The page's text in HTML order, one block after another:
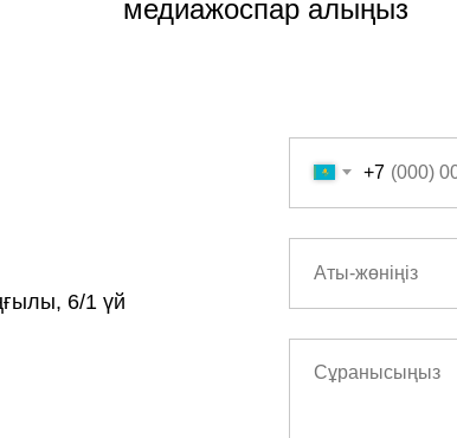
медиажоспар алыңыз
6/1 үй
+7